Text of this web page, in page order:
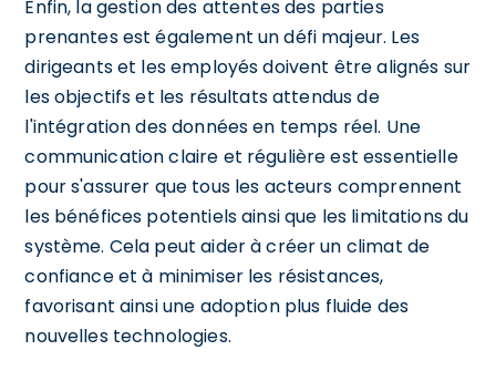
Enfin, la gestion des attentes des parties
prenantes est également un défi majeur. Les
dirigeants et les employés doivent être alignés sur
les objectifs et les résultats attendus de
l'intégration des données en temps réel. Une
communication claire et régulière est essentielle
pour s'assurer que tous les acteurs comprennent
les bénéfices potentiels ainsi que les limitations du
système. Cela peut aider à créer un climat de
confiance et à minimiser les résistances,
favorisant ainsi une adoption plus fluide des
nouvelles technologies.